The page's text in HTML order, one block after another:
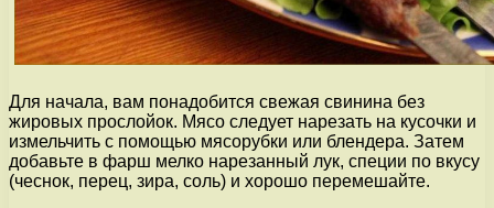
Для начала, вам понадобится свежая свинина без
жировых прослойок. Мясо следует нарезать на кусочки и
измельчить с помощью мясорубки или блендера. Затем
добавьте в фарш мелко нарезанный лук, специи по вкусу
(чеснок, перец, зира, соль) и хорошо перемешайте.